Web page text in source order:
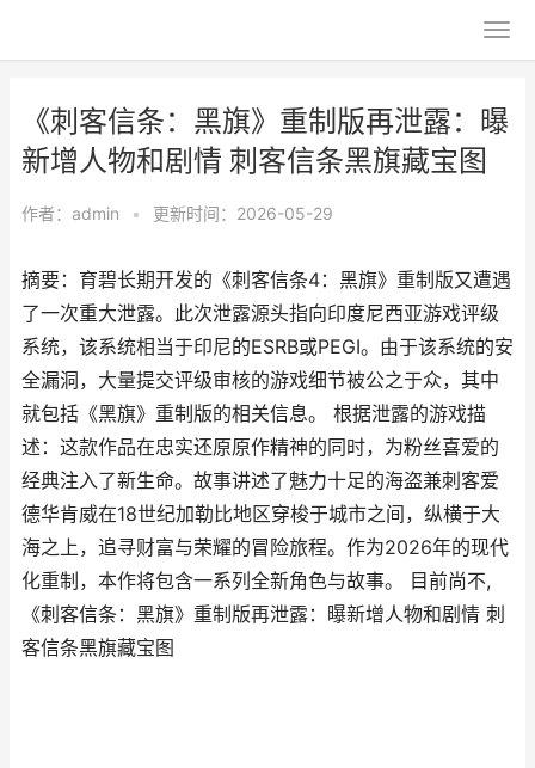
《刺客信条：黑旗》重制版再泄露：曝
新增人物和剧情 刺客信条黑旗藏宝图
作者： admin • 更新时间：2026-05-29
摘要：育碧长期开发的《刺客信条4：黑旗》重制版又遭遇
了一次重大泄露。此次泄露源头指向印度尼西亚游戏评级
系统，该系统相当于印尼的ESRB或PEGI。由于该系统的安
全漏洞，大量提交评级审核的游戏细节被公之于众，其中
就包括《黑旗》重制版的相关信息。 根据泄露的游戏描
述：这款作品在忠实还原原作精神的同时，为粉丝喜爱的
经典注入了新生命。故事讲述了魅力十足的海盗兼刺客爱
德华肯威在18世纪加勒比地区穿梭于城市之间，纵横于大
海之上，追寻财富与荣耀的冒险旅程。作为2026年的现代
化重制，本作将包含一系列全新角色与故事。 目前尚不,
《刺客信条：黑旗》重制版再泄露：曝新增人物和剧情 刺
客信条黑旗藏宝图